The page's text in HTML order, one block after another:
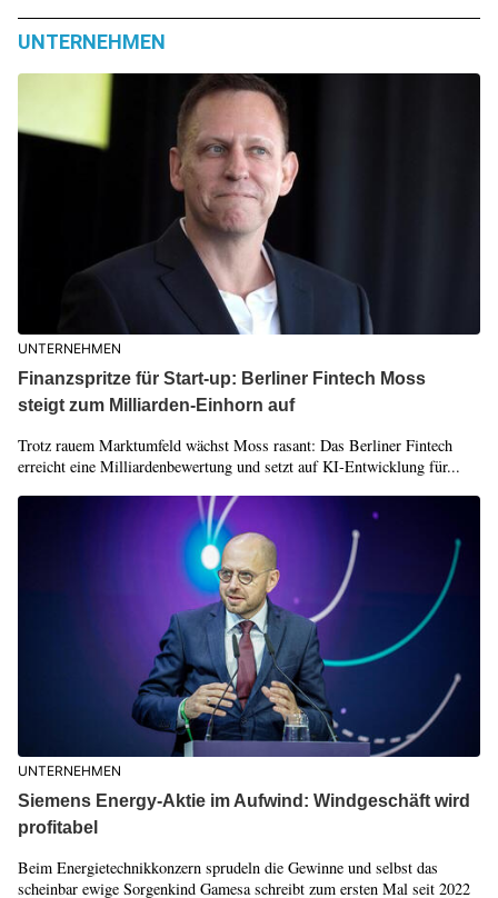
UNTERNEHMEN
UNTERNEHMEN
Finanzspritze für Start-up: Berliner Fintech Moss
steigt zum Milliarden-Einhorn auf
Trotz rauem Marktumfeld wächst Moss rasant: Das Berliner Fintech
erreicht eine Milliardenbewertung und setzt auf KI-Entwicklung für...
UNTERNEHMEN
Siemens Energy-Aktie im Aufwind: Windgeschäft wird
profitabel
Beim Energietechnikkonzern sprudeln die Gewinne und selbst das
scheinbar ewige Sorgenkind Gamesa schreibt zum ersten Mal seit 2022